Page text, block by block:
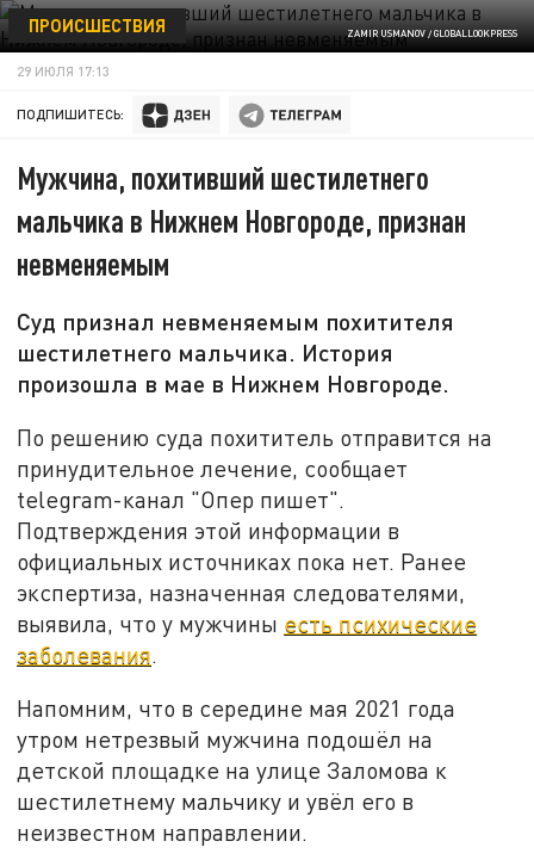
ZAMIR USMANOV / GLOBALLOOKPRESS
ПРОИСШЕСТВИЯ
29 ИЮЛЯ 17:13
ПОДПИШИТЕСЬ:
Мужчина, похитивший шестилетнего
мальчика в Нижнем Новгороде, признан
невменяемым
Суд признал невменяемым похитителя
шестилетнего мальчика. История
произошла в мае в Нижнем Новгороде.
По решению суда похититель отправится на
принудительное лечение, сообщает
telegram-канал "Опер пишет".
Подтверждения этой информации в
официальных источниках пока нет. Ранее
экспертиза, назначенная следователями,
выявила, что у мужчины есть психические
заболевания.
Напомним, что в середине мая 2021 года
утром нетрезвый мужчина подошёл на
детской площадке на улице Заломова к
шестилетнему мальчику и увёл его в
неизвестном направлении.